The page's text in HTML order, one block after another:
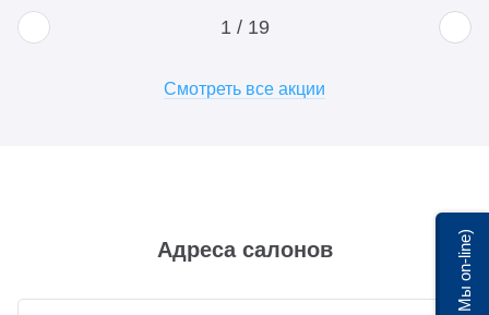
1 / 19
Смотреть все акции
Адреса салонов Мы on-line)